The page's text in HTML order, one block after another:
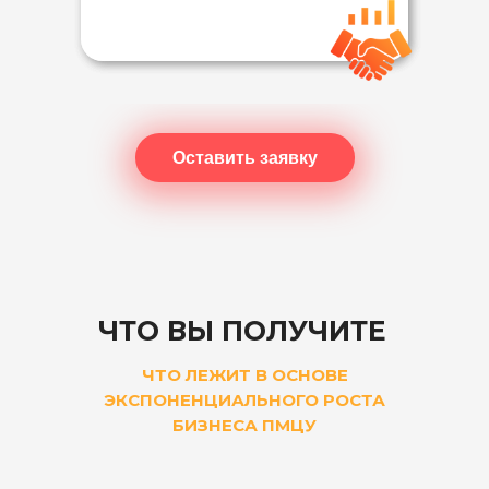
Оставить заявку
ЧТО ВЫ ПОЛУЧИТЕ
ЧТО ЛЕЖИТ В ОСНОВЕ
ЭКСПОНЕНЦИАЛЬНОГО РОСТА
БИЗНЕСА ПМЦУ